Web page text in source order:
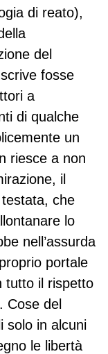
di reato),
del
fosse
a
di qualche
un
riesce a non
il
che
lo
nell’assurda
portale
tutto il rispetto
Cose del
solo in alcuni
le libertà